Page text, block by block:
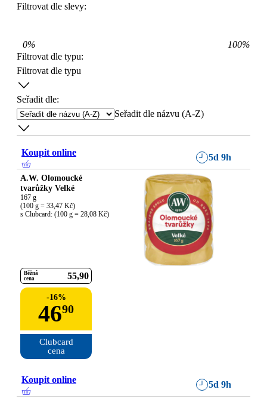
Filtrovat dle slevy:
0% 100%
Filtrovat dle typu:
Filtrovat dle typu
Seřadit dle:
Seřadit dle názvu (A-Z)
Koupit online 5d 9h
A.W. Olomoucké
tvarůžky Velké
167 g
(100 g = 33,47 Kč)
s Clubcard: (100 g = 28,08 Kč)
Běžná
cena
55 90
-16%
4690
Clubcard
cena
Koupit online 5d 9h